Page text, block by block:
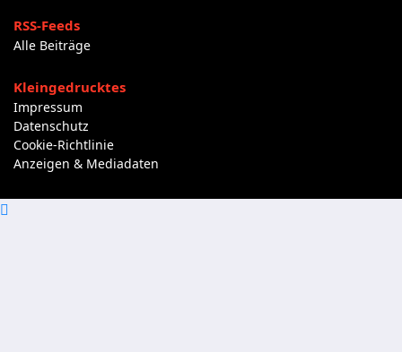
RSS-Feeds
Alle Beiträge
Kleingedrucktes
Impressum
Datenschutz
Cookie-Richtlinie
Anzeigen & Mediadaten